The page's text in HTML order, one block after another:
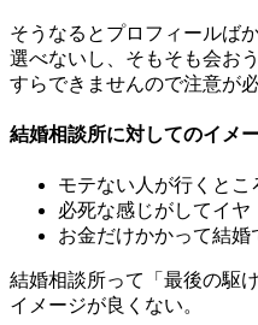
そうなるとプロフィールば
選べないし、そもそも会お
すらできませんので注意が必
結婚相談所に対してのイメ
モテない人が行くとこ
必死な感じがしてイヤ
お金だけかかって結婚
結婚相談所って「最後の駆
イメージが良くない。